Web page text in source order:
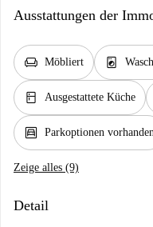
Ausstattungen der
chair Möbliert local_laundry_service
kitchen Ausgestattete Küche
garage Parkoptionen
Zeige alles (9)
Detail